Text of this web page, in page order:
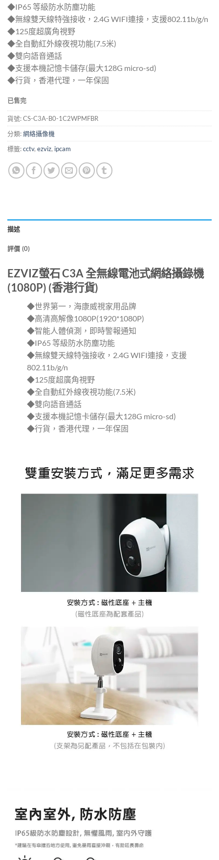
◆IP65 等級防水防塵功能
◆無線雙天線特強接收，2.4G WIFI連接，支援802.11b/g/n
◆125度超廣角視野
◆全自動紅外線夜視功能(7.5米)
◆雙向語音通話
◆支援本機記憶卡儲存(最大128G micro-sd)
◆行貨，香港代理，一年保固
已售完
貨號:CS-C3A-B0-1C2WPMFBR
分類:網絡攝像機
標籤:cctv, ezviz, ipcam
描述
評價 (0)
EZVIZ螢石 C3A 全無線電池式網絡攝錄機
(1080P) (香港行貨)
◆世界第一，海康威視家用品牌
◆高清高解像1080P(1920*1080P)
◆智能人體偵測，即時警報通知
◆IP65 等級防水防塵功能
◆無線雙天線特強接收，2.4G WIFI連接，支援
802.11b/g/n
◆125度超廣角視野
◆全自動紅外線夜視功能(7.5米)
◆雙向語音通話
◆支援本機記憶卡儲存(最大128G micro-sd)
◆行貨，香港代理，一年保固